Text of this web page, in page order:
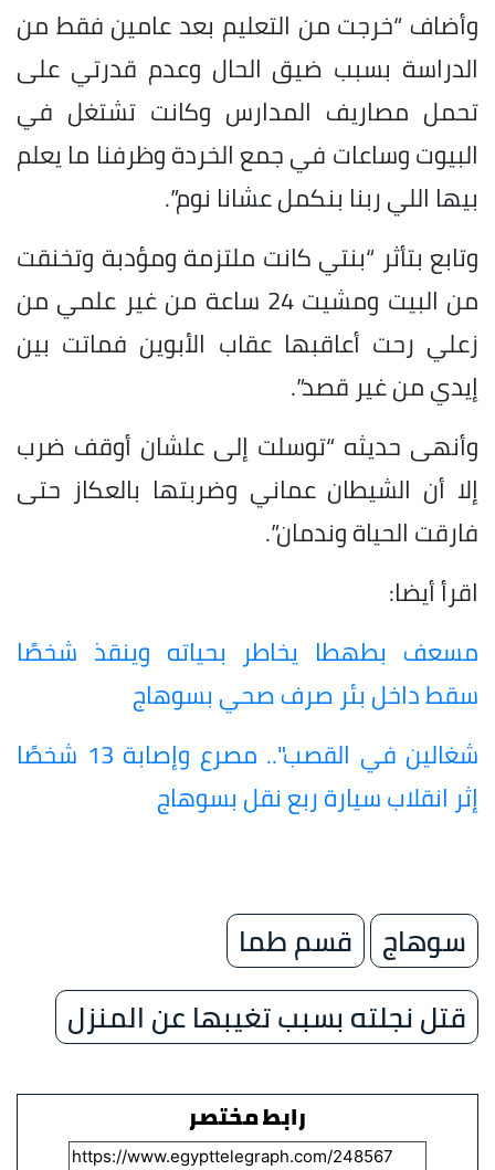
وأضاف “خرجت من التعليم بعد عامين فقط من
الدراسة بسبب ضيق الحال وعدم قدرتي على
تحمل مصاريف المدارس وكانت تشتغل في
البيوت وساعات في جمع الخردة وظرفنا ما يعلم
بيها اللي ربنا بنكمل عشانا نوم”.
وتابع بتأثر “بنتي كانت ملتزمة ومؤدبة وتخنقت
من البيت ومشيت 24 ساعة من غير علمي من
زعلي رحت أعاقبها عقاب الأبوين فماتت بين
إيدي من غير قصد”.
وأنهى حديثه “توسلت إلى علشان أوقف ضرب
إلا أن الشيطان عماني وضربتها بالعكاز حتى
فارقت الحياة وندمان”.
اقرأ أيضا:
مسعف بطهطا يخاطر بحياته وينقذ شخصًا
سقط داخل بئر صرف صحي بسوهاج
شغالين في القصب".. مصرع وإصابة 13 شخصًا
إثر انقلاب سيارة ربع نقل بسوهاج
سوهاج
قسم طما
قتل نجلته بسبب تغيبها عن المنزل
رابط مختصر